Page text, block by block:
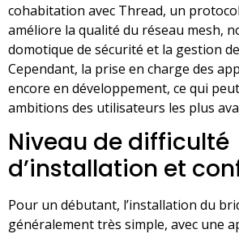
cohabitation avec Thread, un
améliore la qualité du réseau mesh,
domotique de sécurité et la gestion
Cependant, la prise en charge des
encore en développement, ce qui
ambitions des utilisateurs les plus
Niveau de difficulté
d’installation et
Pour un débutant, l’installation du
généralement très simple, avec une